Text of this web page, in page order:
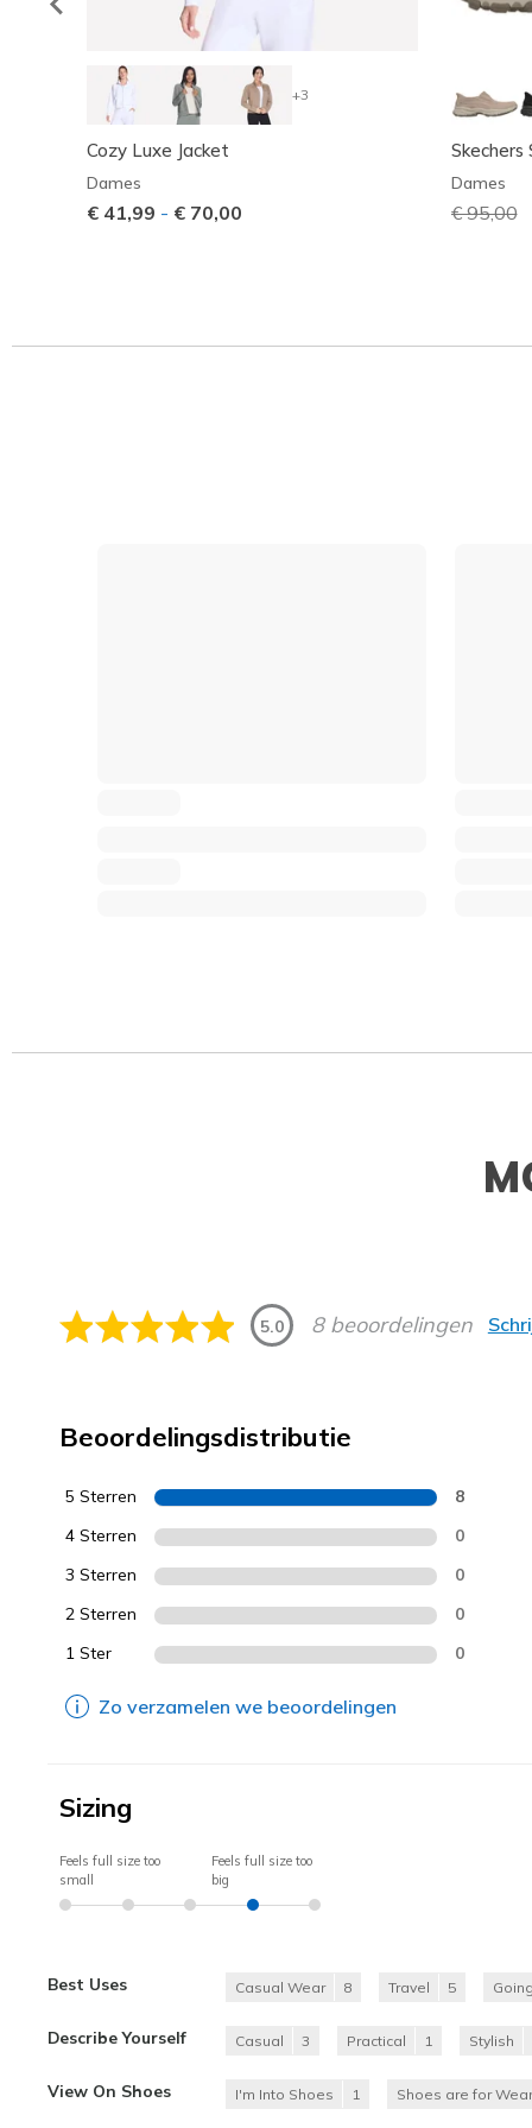
+3
Cozy Luxe Jacket
Dames
€ 41,99 - € 70,00
Skechers
Dames
Prijs
€ 95,00
5.0 8 beoordelingen
Beoordelingsdistributie
5 Sterren 8
4 Sterren 0
3 Sterren 0
2 Sterren 0
1 Ster 0
Zo verzamelen we beoordelingen
Sizing
Feels full size too
small
Feels full size too
big
Best Uses Casual Wear 8 Travel 5
Describe Yourself Casual 3 Practical 1 Stylish
View On Shoes I'm Into Shoes 1 Shoes are for